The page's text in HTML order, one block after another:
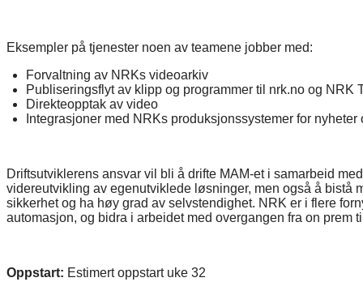
Eksempler på tjenester noen av teamene jobber med:
Forvaltning av NRKs videoarkiv
Publiseringsflyt av klipp og programmer til nrk.no og NRK
Direkteopptak av video
Integrasjoner med NRKs produksjonssystemer for nyheter
Driftsutviklerens ansvar vil bli å drifte MAM-et i samarbeid
videreutvikling av egenutviklede løsninger, men også å bistå
sikkerhet og ha høy grad av selvstendighet. NRK er i flere
automasjon, og bidra i arbeidet med overgangen fra on prem
Oppstart: Estimert oppstart uke 32